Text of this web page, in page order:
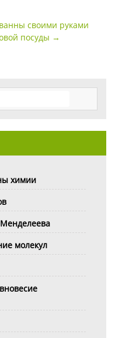
своими руками
посуды →
химии
молекул